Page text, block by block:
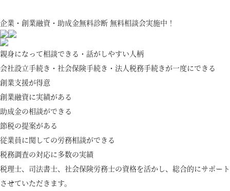
企業・創業融資・助成金無料診断 無料相談会実施中！
親身になって相談できる・話がしやすい人柄
会社設立手続き・社会保険手続き・法人税務手続きが一度にできる
創業支援が得意
創業融資に実績がある
助成金の相談ができる
節税の提案がある
従業員に関しての労務相談ができる
税務調査の対応に多数の実績
税理士、司法書士、社会保険労務士の資格を活かし、総合的にサポート
させていただきます。